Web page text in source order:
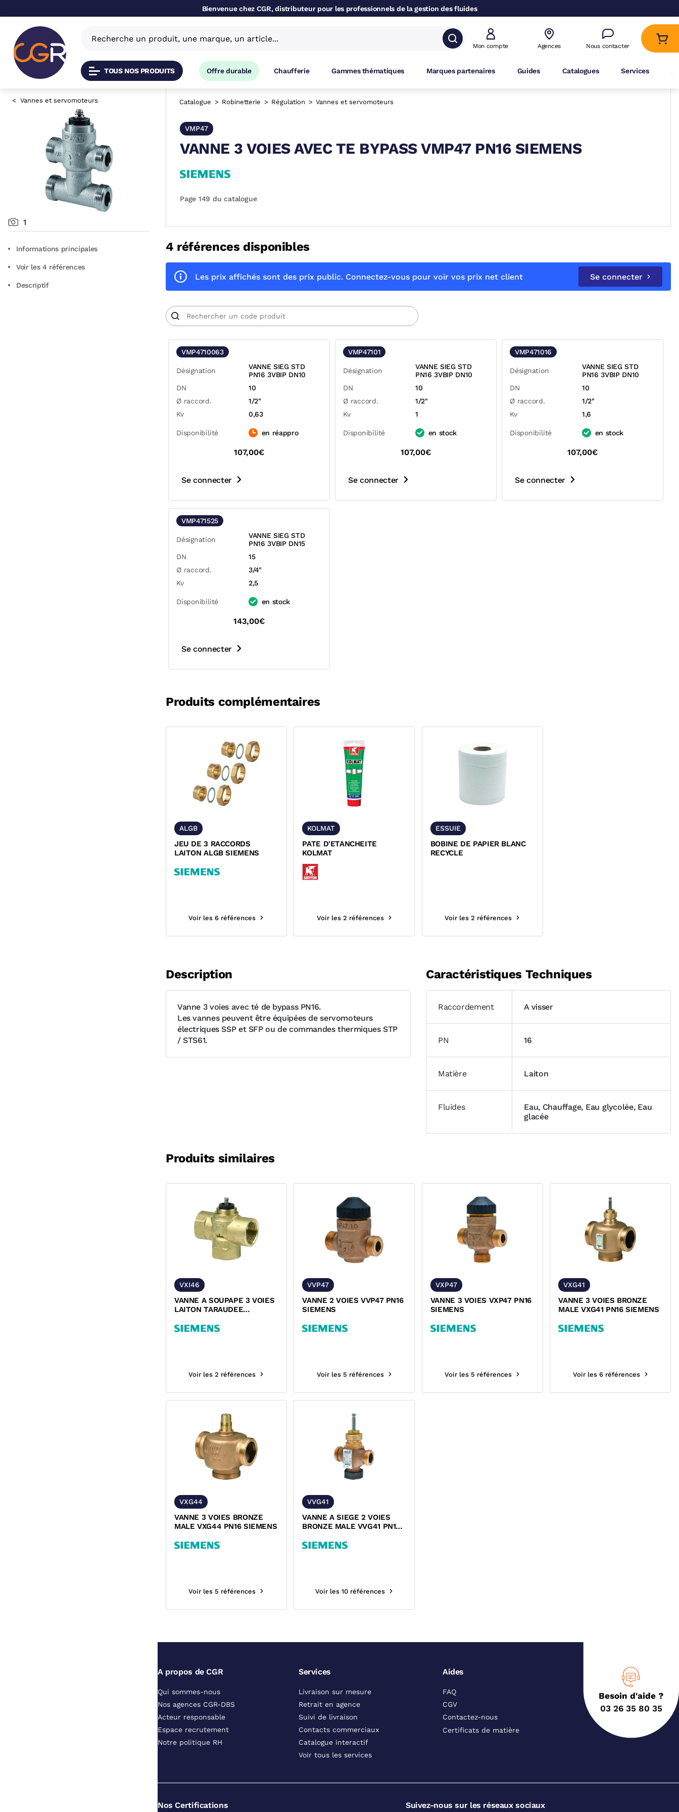
Bienvenue chez CGR, distributeur pour les professionnels de la gestion des fluides
Mon compte Agences Nous contacter
TOUS NOS PRODUITS Offre durable Chaufferie Gammes thématiques Marques partenaires Guides Catalogues Services
Vannes et servomoteurs
1
Informations principales
Voir les 4 références
Descriptif
Catalogue Robinetterie Régulation Vannes et servomoteurs
VMP47
VANNE 3 VOIES AVEC TE BYPASS VMP47 PN16 SIEMENS
Page 149 du catalogue
4 références disponibles
Les prix affichés sont des prix public. Connectez-vous pour voir vos prix net client Se connecter
VMP4710063
Désignation
VANNE SIEG STD
PN16 3VBIP DN10
DN
10
Ø raccord.
1/2"
Kv
0,63
Disponibilité en réappro
107,00€
Se connecter
VMP47101
Désignation
VANNE SIEG STD
PN16 3VBIP DN10
DN
10
Ø raccord.
1/2"
Kv
1
Disponibilité en stock
107,00€
Se connecter
VMP471016
Désignation
VANNE SIEG STD
PN16 3VBIP DN10
DN
10
Ø raccord.
1/2"
Kv
1,6
Disponibilité en stock
107,00€
Se connecter
VMP471525
Désignation
VANNE SIEG STD
PN16 3VBIP DN15
DN
15
Ø raccord.
3/4"
Kv
2,5
Disponibilité en stock
143,00€
Se connecter
Produits complémentaires
ALGB
JEU DE 3 RACCORDS
LAITON ALGB SIEMENS
Voir les 6 références
KOLMAT
PATE D'ETANCHEITE
KOLMAT
Voir les 2 références
ESSUIE
BOBINE DE PAPIER BLANC
RECYCLE
Voir les 2 références
Description
Vanne 3 voies avec té de bypass PN16.
Les vannes peuvent être équipées de servomoteurs
électriques SSP et SFP ou de commandes thermiques STP
/ STS61.
Caractéristiques Techniques
Raccordement A visser
PN 16
Matière Laiton
Fluides
Eau, Chauffage, Eau glycolée, Eau
glacée
Produits similaires
VXI46
VANNE A SOUPAPE 3 VOIES
LAITON TARAUDEE
SIEMENS
Voir les 2 références
VVP47
VANNE 2 VOIES VVP47 PN16
SIEMENS
Voir les 5 références
VXP47
VANNE 3 VOIES VXP47 PN16
SIEMENS
Voir les 5 références
VXG41
VANNE 3 VOIES BRONZE
MALE VXG41 PN16 SIEMENS
Voir les 6 références
VXG44
VANNE 3 VOIES BRONZE
MALE VXG44 PN16 SIEMENS
Voir les 5 références
VVG41
VANNE A SIEGE 2 VOIES
BRONZE MALE VVG41 PN16
Voir les 10 références
Besoin d'aide ?
03 26 35 80 35
A propos de CGR
Qui sommes-nous
Nos agences CGR-DBS
Acteur responsable
Espace recrutement
Notre politique RH
Services
Livraison sur mesure
Retrait en agence
Suivi de livraison
Contacts commerciaux
Catalogue interactif
Voir tous les services
Aides
FAQ
CGV
Contactez-nous
Certificats de matière
Nos Certifications Suivez-nous sur les réseaux sociaux